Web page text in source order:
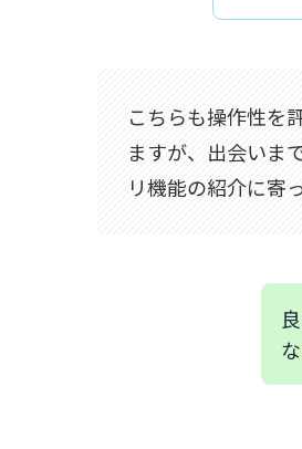
こちらも操作性を
ますが、出会いま
リ機能の紹介に寄